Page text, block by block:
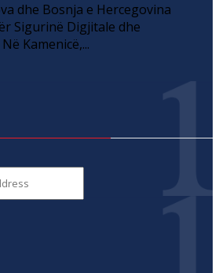
dhe Bosnja e Hercegovina
Sigurinë Digjitale dhe
Kamenicë,...